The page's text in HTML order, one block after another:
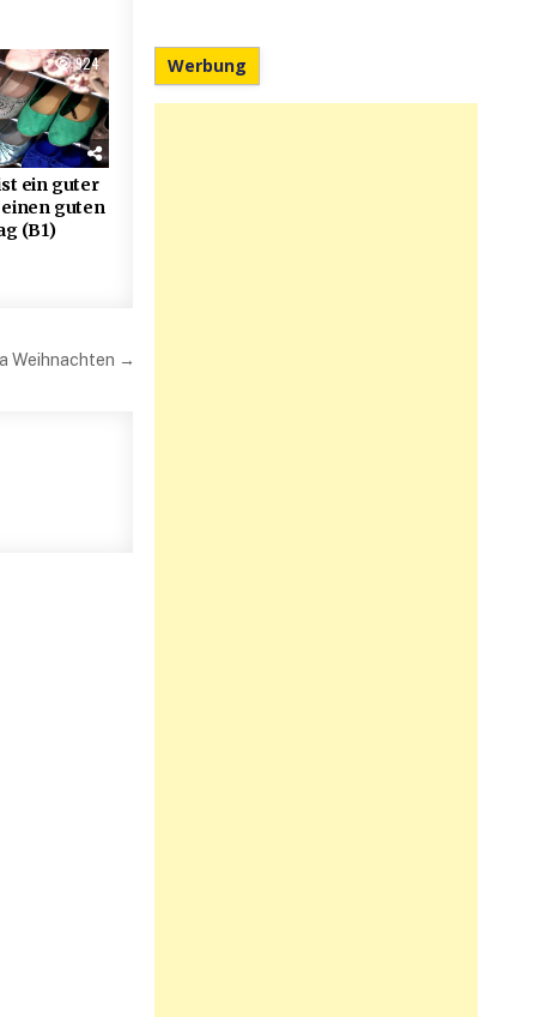
924
ein guter
guten
(B1)
Weihnachten →
Werbung